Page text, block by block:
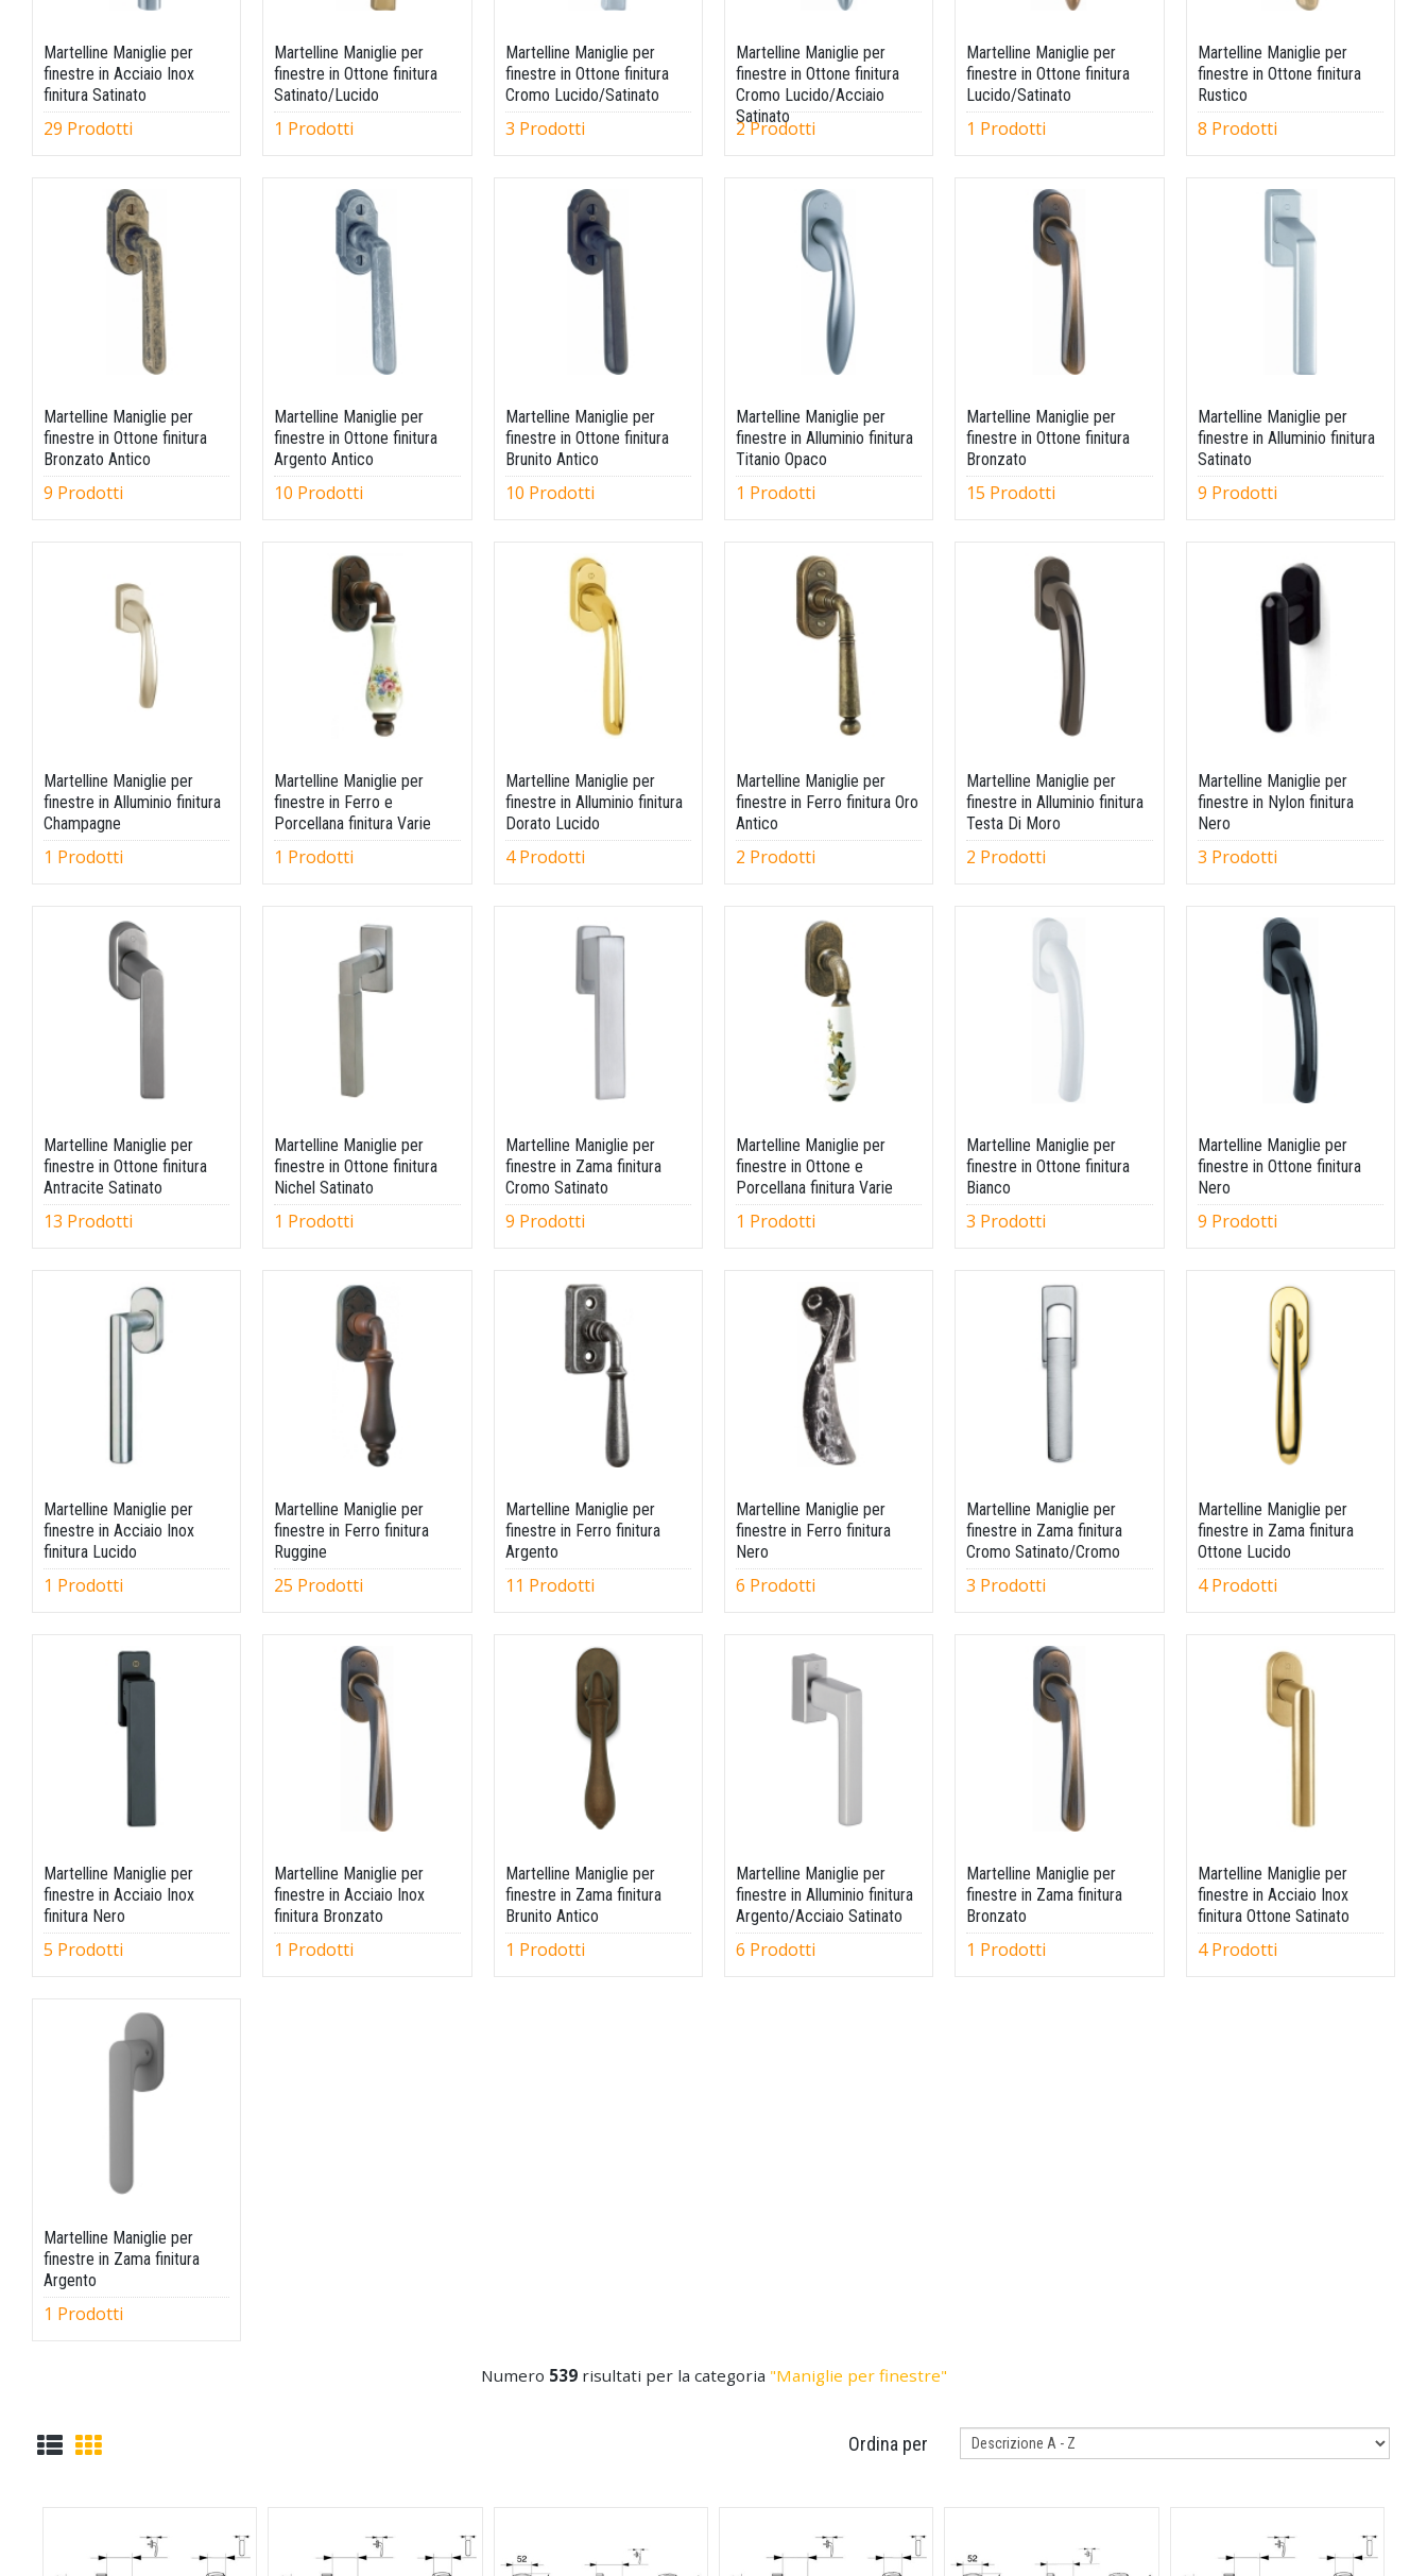
Martelline Maniglie per
finestre in Acciaio Inox
finitura Satinato
29 Prodotti
Martelline Maniglie per
finestre in Ottone finitura
Satinato/Lucido
1 Prodotti
Martelline Maniglie per
finestre in Ottone finitura
Cromo Lucido/Satinato
3 Prodotti
Martelline Maniglie per
finestre in Ottone finitura
Cromo Lucido/Acciaio
Satinato
2 Prodotti
Martelline Maniglie per
finestre in Ottone finitura
Lucido/Satinato
1 Prodotti
Martelline Maniglie per
finestre in Ottone finitura
Rustico
8 Prodotti
Martelline Maniglie per
finestre in Ottone finitura
Bronzato Antico
9 Prodotti
Martelline Maniglie per
finestre in Ottone finitura
Argento Antico
10 Prodotti
Martelline Maniglie per
finestre in Ottone finitura
Brunito Antico
10 Prodotti
Martelline Maniglie per
finestre in Alluminio finitura
Titanio Opaco
1 Prodotti
Martelline Maniglie per
finestre in Ottone finitura
Bronzato
15 Prodotti
Martelline Maniglie per
finestre in Alluminio finitura
Satinato
9 Prodotti
Martelline Maniglie per
finestre in Alluminio finitura
Champagne
1 Prodotti
Martelline Maniglie per
finestre in Ferro e
Porcellana finitura Varie
1 Prodotti
Martelline Maniglie per
finestre in Alluminio finitura
Dorato Lucido
4 Prodotti
Martelline Maniglie per
finestre in Ferro finitura Oro
Antico
2 Prodotti
Martelline Maniglie per
finestre in Alluminio finitura
Testa Di Moro
2 Prodotti
Martelline Maniglie per
finestre in Nylon finitura
Nero
3 Prodotti
Martelline Maniglie per
finestre in Ottone finitura
Antracite Satinato
13 Prodotti
Martelline Maniglie per
finestre in Ottone finitura
Nichel Satinato
1 Prodotti
Martelline Maniglie per
finestre in Zama finitura
Cromo Satinato
9 Prodotti
Martelline Maniglie per
finestre in Ottone e
Porcellana finitura Varie
1 Prodotti
Martelline Maniglie per
finestre in Ottone finitura
Bianco
3 Prodotti
Martelline Maniglie per
finestre in Ottone finitura
Nero
9 Prodotti
Martelline Maniglie per
finestre in Acciaio Inox
finitura Lucido
1 Prodotti
Martelline Maniglie per
finestre in Ferro finitura
Ruggine
25 Prodotti
Martelline Maniglie per
finestre in Ferro finitura
Argento
11 Prodotti
Martelline Maniglie per
finestre in Ferro finitura
Nero
6 Prodotti
Martelline Maniglie per
finestre in Zama finitura
Cromo Satinato/Cromo
3 Prodotti
Martelline Maniglie per
finestre in Zama finitura
Ottone Lucido
4 Prodotti
Martelline Maniglie per
finestre in Acciaio Inox
finitura Nero
5 Prodotti
Martelline Maniglie per
finestre in Acciaio Inox
finitura Bronzato
1 Prodotti
Martelline Maniglie per
finestre in Zama finitura
Brunito Antico
1 Prodotti
Martelline Maniglie per
finestre in Alluminio finitura
Argento/Acciaio Satinato
6 Prodotti
Martelline Maniglie per
finestre in Zama finitura
Bronzato
1 Prodotti
Martelline Maniglie per
finestre in Acciaio Inox
finitura Ottone Satinato
4 Prodotti
Martelline Maniglie per
finestre in Zama finitura
Argento
1 Prodotti
Numero 539risultati per la categoria "Maniglie per finestre"
Ordina per